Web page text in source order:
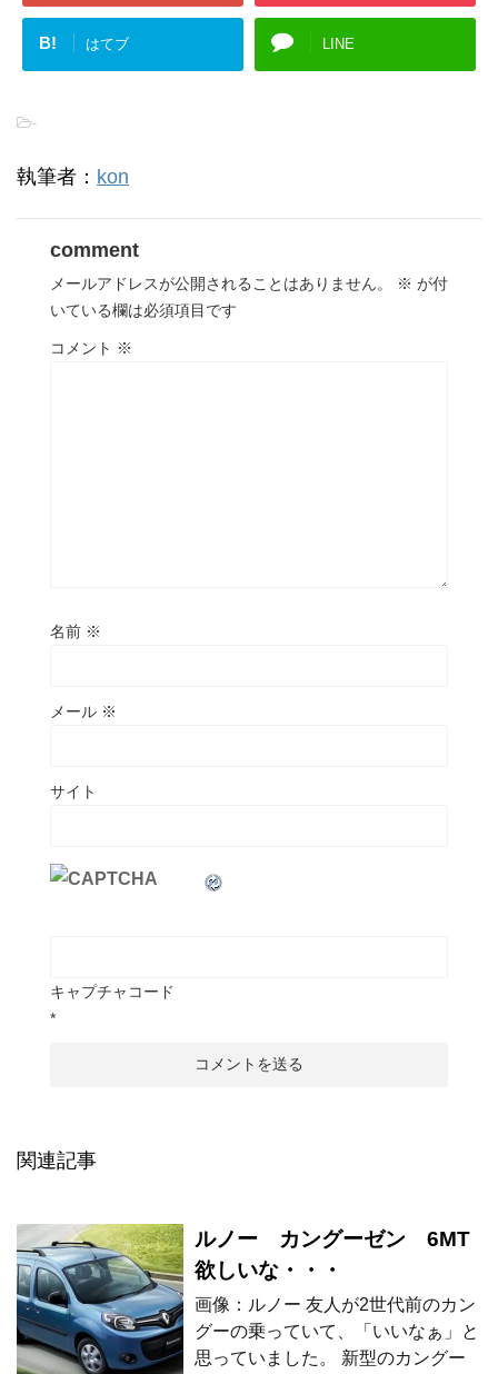
B! はてブ LINE
-
執筆者： kon
comment
メールアドレスが公開されることはありません。 ※ が付
いている欄は必須項目です
コメント ※
名前 ※
メール ※
サイト
キャプチャコード
*
関連記事
ルノー カングーゼン 6MT
欲しいな・・・
画像：ルノー 友人が2世代前のカン
グーの乗っていて、「いいなぁ」と
思っていました。 新型のカングー